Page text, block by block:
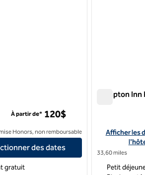
by Hilton Paris
À partir de* 120$
Honors, non remboursable
des dates
gratuit
Hampton
Afficher les
Afficher les
33,60 miles
Petit